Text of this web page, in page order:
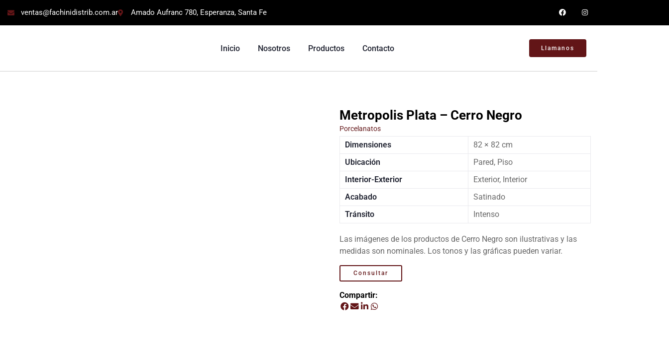
ventas@fachinidistrib.com.ar Amado Aufranc 780, Esperanza, Santa Fe
Inicio Nosotros Productos Contacto Llamanos
Metropolis Plata – Cerro Negro
Porcelanatos
Dimensiones
82 × 82 cm
Ubicación
Pared, Piso
Interior-Exterior
Exterior, Interior
Acabado
Satinado
Tránsito
Intenso
Las imágenes de los productos de Cerro Negro son ilustrativas y las
medidas son nominales. Los tonos y las gráficas pueden variar.
Consultar
Compartir: